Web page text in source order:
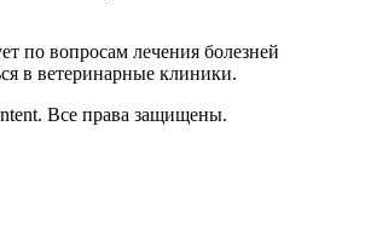
по вопросам лечения болезней
в ветеринарные клиники.
Все права защищены.